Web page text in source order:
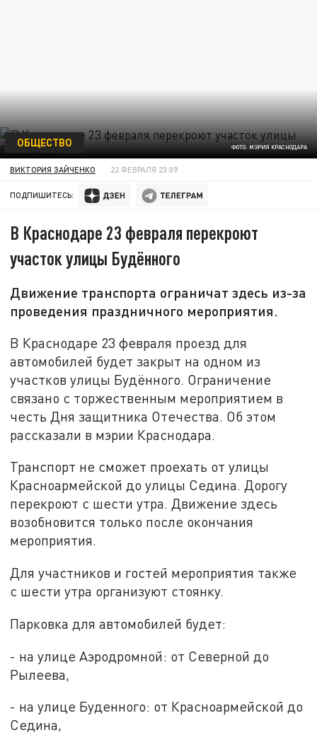
ФОТО: МЭРИЯ КРАСНОДАРА
ОБЩЕСТВО
ВИКТОРИЯ ЗАЙЧЕНКО 22 ФЕВРАЛЯ 23:09
ПОДПИШИТЕСЬ:
В Краснодаре 23 февраля перекроют
участок улицы Будённого
Движение транспорта ограничат здесь из-за
проведения праздничного мероприятия.
В Краснодаре 23 февраля проезд для
автомобилей будет закрыт на одном из
участков улицы Будённого. Ограничение
связано с торжественным мероприятием в
честь Дня защитника Отечества. Об этом
рассказали в мэрии Краснодара.
Транспорт не сможет проехать от улицы
Красноармейской до улицы Седина. Дорогу
перекроют с шести утра. Движение здесь
возобновится только после окончания
мероприятия.
Для участников и гостей мероприятия также
с шести утра организуют стоянку.
Парковка для автомобилей будет:
- на улице Аэродромной: от Северной до
Рылеева,
- на улице Буденного: от Красноармейской до
Седина,